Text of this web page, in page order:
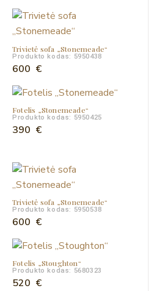
Trivietė sofa „Stonemeade“
Produkto kodas: 5950438
600 €
Fotelis „Stonemeade“
Produkto kodas: 5950425
390 €
Trivietė sofa „Stonemeade“
Produkto kodas: 5950538
600 €
Fotelis „Stoughton“
Produkto kodas: 5680323
520 €